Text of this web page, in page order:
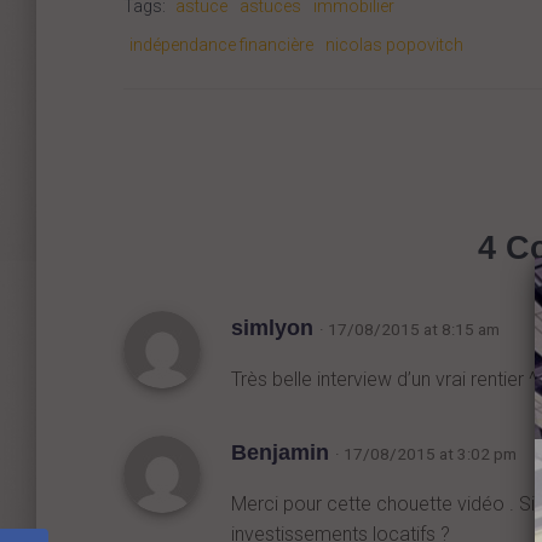
Tags: astuce astuces
immobilier
indépendance financière
nicolas popovitch
4
simlyon · 17/08/2015 at 8:15 am
Très belle interview d’un vrai rentier
Benjamin · 17/08/2015 at 3:02 pm
Merci pour cette chouette vidéo . Si
investissements locatifs ?